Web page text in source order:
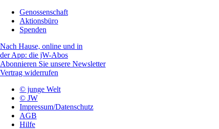
Genossenschaft
Aktionsbüro
Spenden
Nach Hause, online und in
der App: die jW-Abos
Abonnieren Sie unsere Newsletter
Vertrag widerrufen
© junge Welt
© JW
Impressum/Datenschutz
AGB
Hilfe